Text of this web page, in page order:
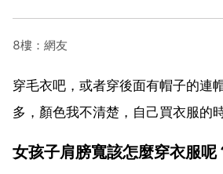
8樓：網友
穿毛衣吧，或者穿後面有帽子的連
多，顏色我不清楚，自己買衣服的
女孩子肩膀寬該怎麼穿衣服呢